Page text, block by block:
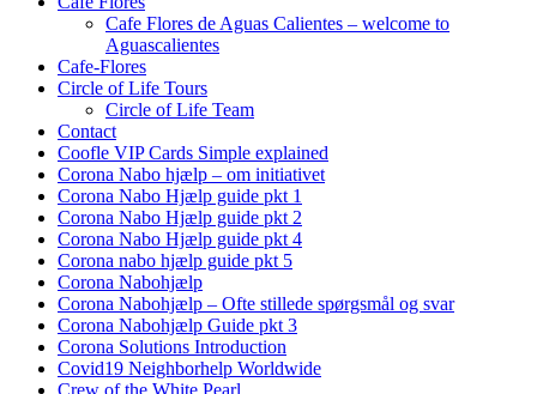
Cafe Flores de Aguas Calientes – welcome to
Aguascalientes
Cafe-Flores
Circle of Life Tours
Circle of Life Team
Contact
Coofle VIP Cards Simple explained
Corona Nabo hjælp – om initiativet
Corona Nabo Hjælp guide pkt 1
Corona Nabo Hjælp guide pkt 2
Corona Nabo Hjælp guide pkt 4
Corona nabo hjælp guide pkt 5
Corona Nabohjælp
Corona Nabohjælp – Ofte stillede spørgsmål og svar
Corona Nabohjælp Guide pkt 3
Corona Solutions Introduction
Covid19 Neighborhelp Worldwide
Crew of the White Pearl